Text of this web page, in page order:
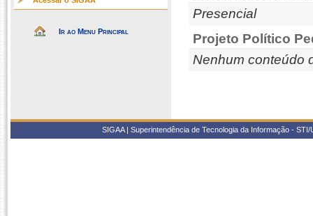
Ir ao Menu Principal
Presencial
Projeto Político
Nenhum conteúdo
SIGAA | Superintendência de Tecnologia da Informação -